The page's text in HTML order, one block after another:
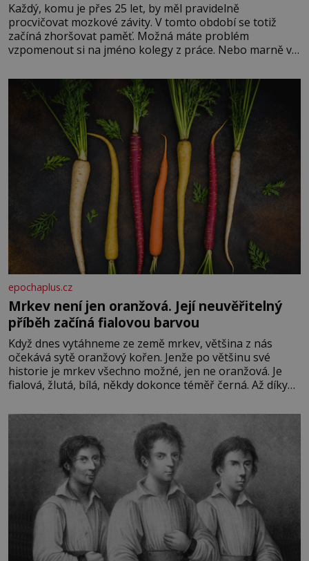
Každý, komu je přes 25 let, by měl pravidelně
procvičovat mozkové závity. V tomto období se totiž
začíná zhoršovat paměť. Možná máte problém
vzpomenout si na jméno kolegy z práce. Nebo marně v
Je to opravdu tak, s věkem jako kdyby se paměť
rozhodla stávkovat. Cvičte
epochaplus.cz
Mrkev není jen oranžová. Její neuvěřitelný
příběh začíná fialovou barvou
Když dnes vytáhneme ze země mrkev, většina z nás
očekává sytě oranžový kořen. Jenže po většinu své
historie je mrkev všechno možné, jen ne oranžová. Je
fialová, žlutá, bílá, někdy dokonce téměř černá. Až díky
bez které si českou zahradu ani nedokážeme představit.